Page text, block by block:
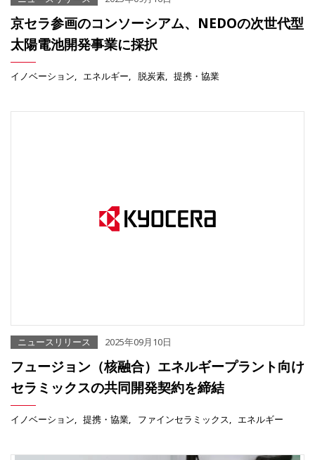
京セラ参画のコンソーシアム、NEDOの次世代型
太陽電池開発事業に採択
イノベーション エネルギー 脱炭素 提携・協業
ニュースリリース 2025年09月10日
フュージョン（核融合）エネルギープラント向け
セラミックスの共同開発契約を締結
イノベーション 提携・協業 ファインセラミックス エネルギー